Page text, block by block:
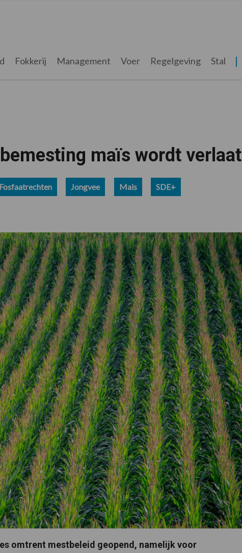
Fokkerij Management Voer Regelgeving Stal
maïs wordt verlaat
Fosfaatrechten Jongvee Mais SDE+
omtrent mestbeleid geopend, namelijk voor